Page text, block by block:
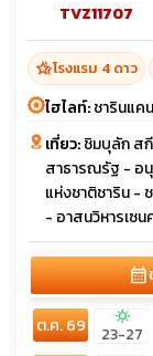
TVZ11707
hotel_classโรงแรม 4 ดาว
ไฮไลท์:ชารินแค
เที่ยว:ชิมบุลัก ส
สาธารณรัฐ - อนุ
แห่งชาติชาริน -
- อาสนวิหารเซ
calendar_month
ต.ค. 69 sunny
23-27